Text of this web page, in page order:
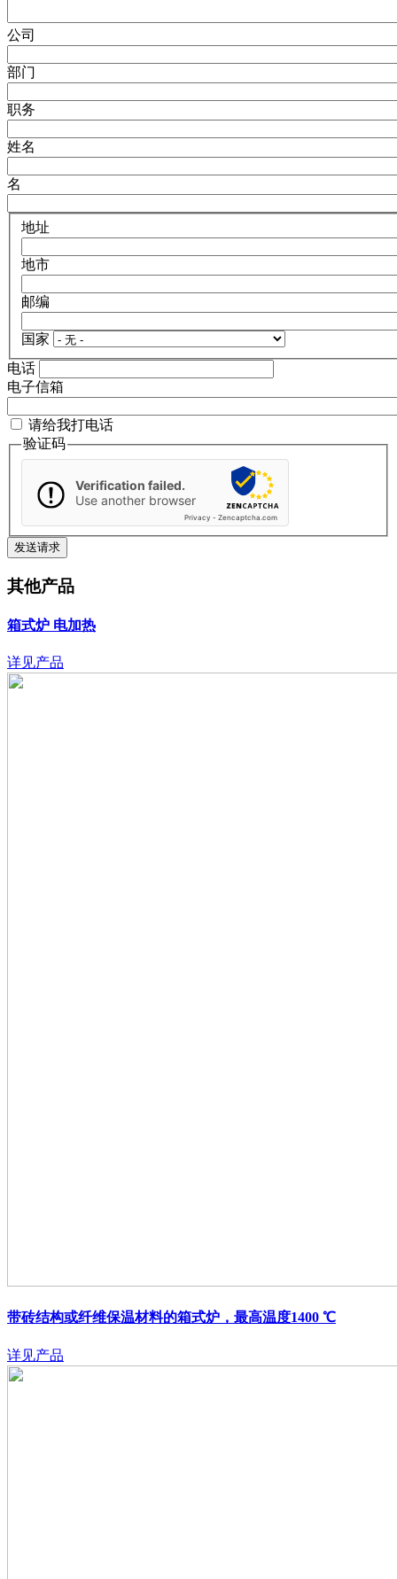
公司
部门
职务
姓名
名
地址
地市
邮编
国家
电话
电子信箱
请给我打电话
验证码
Verification failed.
Use another browser
Privacy - Zencaptcha.com
其他产品
箱式炉 电加热
详见产品
带砖结构或纤维保温材料的箱式炉，最高温度1400 ℃
详见产品